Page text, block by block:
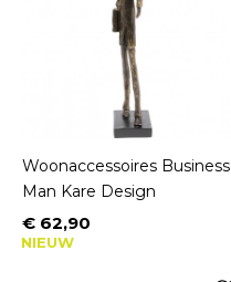
Woonaccessoires Business
Man Kare Design
Prijs
€ 62,90
NIEUW